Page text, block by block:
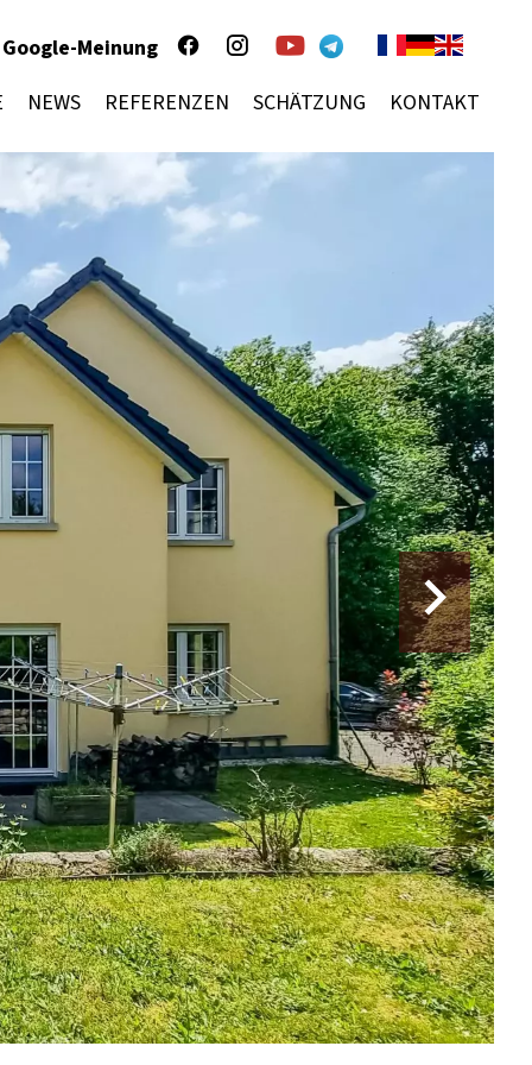
Google-Meinung
NEWS REFERENZEN SCHÄTZUNG KONTAKT